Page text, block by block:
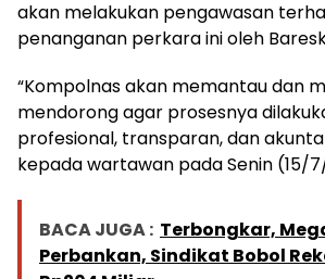
akan melakukan pengawasan
penanganan perkara ini oleh
“Kompolnas akan memantau dan
mendorong agar prosesnya
profesional, transparan, dan
kepada wartawan pada Senin (15/
BACA JUGA : Terbongkar,
Perbankan, Sindikat Bobol